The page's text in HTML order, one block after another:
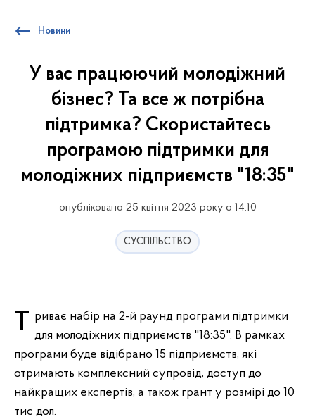
Новини
У вас працюючий молодіжний
бізнес? Та все ж потрібна
підтримка? Скористайтесь
програмою підтримки для
молодіжних підприємств "18:35"
опубліковано 25 квітня 2023 року о 14:10
СУСПІЛЬСТВО
Триває набір на 2-й раунд програми підтримки для молодіжних підприємств "18:35". В рамках
програми буде відібрано 15 підприємств, які
отримають комплексний супровід, доступ до
найкращих експертів, а також грант у розмірі до 10
тис дол.